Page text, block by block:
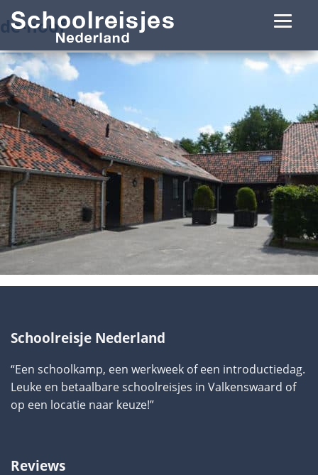
de-hoof
Schoolreisje Nederland
“Een schoolkamp, een werkweek of een introductiedag.
Leuke en betaalbare schoolreisjes in Valkenswaard of
op een locatie naar keuze!”
Reviews